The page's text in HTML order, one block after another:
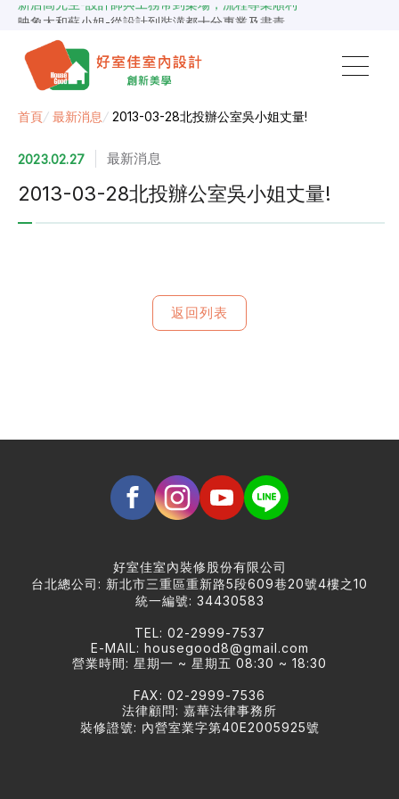
映象太和蘇小姐-從設計到裝潢都十分專業及盡責
景安捷作陳小姐-專業團隊，設計到完工都有達到所求
超級F1歐小姐-設計跟材料的品質都很優質，建議實用
說明仔細流程順暢，注意施工上細節，施工團隊專業細心
毛胚屋裝修推薦，設計師與工務完美配合，效果非常滿意
【裝修貸款】最高200萬，50萬以下最快2小時核貸
春城越蔡先生-設計師溝通規劃完善，整體來說相當滿意
首頁/ 最新消息 / 2013-03-28北投辦公室吳小姐丈量!
2023.02.27 最新消息
2013-03-28北投辦公室吳小姐丈量!
返回列表
好室佳室內裝修股份有限公司
台北總公司: 新北市三重區重新路5段609巷20號4樓之10
統一編號: 34430583
TEL: 02-2999-7537
E-MAIL: housegood8@gmail.com
營業時間: 星期一 ~ 星期五 08:30 ~ 18:30
FAX: 02-2999-7536
法律顧問: 嘉華法律事務所
裝修證號: 內營室業字第40E2005925號